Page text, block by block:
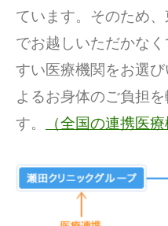
ています。そのため
でお越しいただかな
すい医療機関をお選
よるお身体のご負担
す。
（全国の連携医